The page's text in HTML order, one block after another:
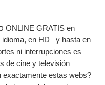
en HD –y hasta en
ni interrupciones es
de cine y televisión
exactamente estas webs?